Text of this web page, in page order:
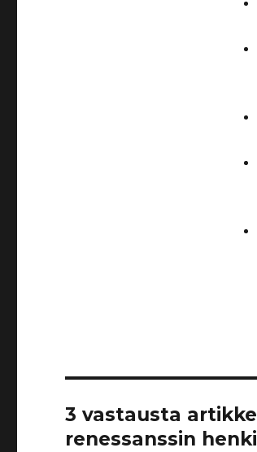
3 vastausta
renessanssin